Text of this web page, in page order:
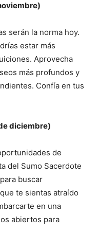
serán la norma hoy.
estar más
Aprovecha
más profundos y
Confía en tus
diciembre)
de
del Sumo Sacerdote
buscar
te sientas atraído
en una
abiertos para